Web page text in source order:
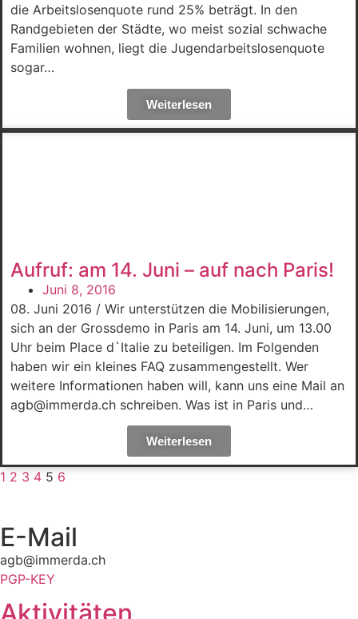
die Arbeitslosenquote rund 25% beträgt. In den
Randgebieten der Städte, wo meist sozial schwache
Familien wohnen, liegt die Jugendarbeitslosenquote
sogar…
Weiterlesen
Aufruf: am 14. Juni – auf nach Paris!
Juni 8, 2016
08. Juni 2016 / Wir unterstützen die Mobilisierungen,
sich an der Grossdemo in Paris am 14. Juni, um 13.00
Uhr beim Place d`Italie zu beteiligen. Im Folgenden
haben wir ein kleines FAQ zusammengestellt. Wer
weitere Informationen haben will, kann uns eine Mail an
agb@immerda.ch schreiben. Was ist in Paris und…
Weiterlesen
1 2 3 4 5 6
E-Mail
agb@immerda.ch
PGP-KEY
Aktivitäten